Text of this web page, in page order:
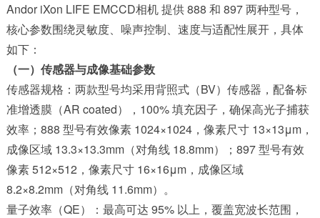
Andor iXon LIFE EMCCD相机 提供 888 和 897 两种型号，
核心参数围绕灵敏度、噪声控制、速度与适配性展开，具体
如下：
（一）传感器与成像基础参数
传感器规格：两款型号均采用背照式（BV）传感器，配备标
准增透膜（AR coated），100% 填充因子，确保高光子捕获
效率；888 型号有效像素 1024×1024，像素尺寸 13×13μm，
成像区域 13.3×13.3mm（对角线 18.8mm）；897 型号有效
像素 512×512，像素尺寸 16×16μm，成像区域
8.2×8.2mm（对角线 11.6mm）。
量子效率（QE）：最高可达 95% 以上，覆盖宽波长范围，